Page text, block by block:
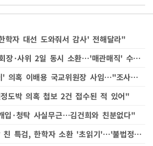
학자 대선 도와줘서 감사' 전해달라"
특검, 서희건설 회장·사위 2일 동시 소환…'매관매직' 수사 본격화
'김건희 금거북이' 의혹 이배용 국교위원장 사임…"조사서 성실히 소명"
도박 의혹 첩보 2건 접수된 적 있어"
입·청탁 사실무근…김건희와 친분없다"
권성동 구속영장 친 특검, 한학자 소환 '초읽기'…'불법정치자금·청탁' 조사